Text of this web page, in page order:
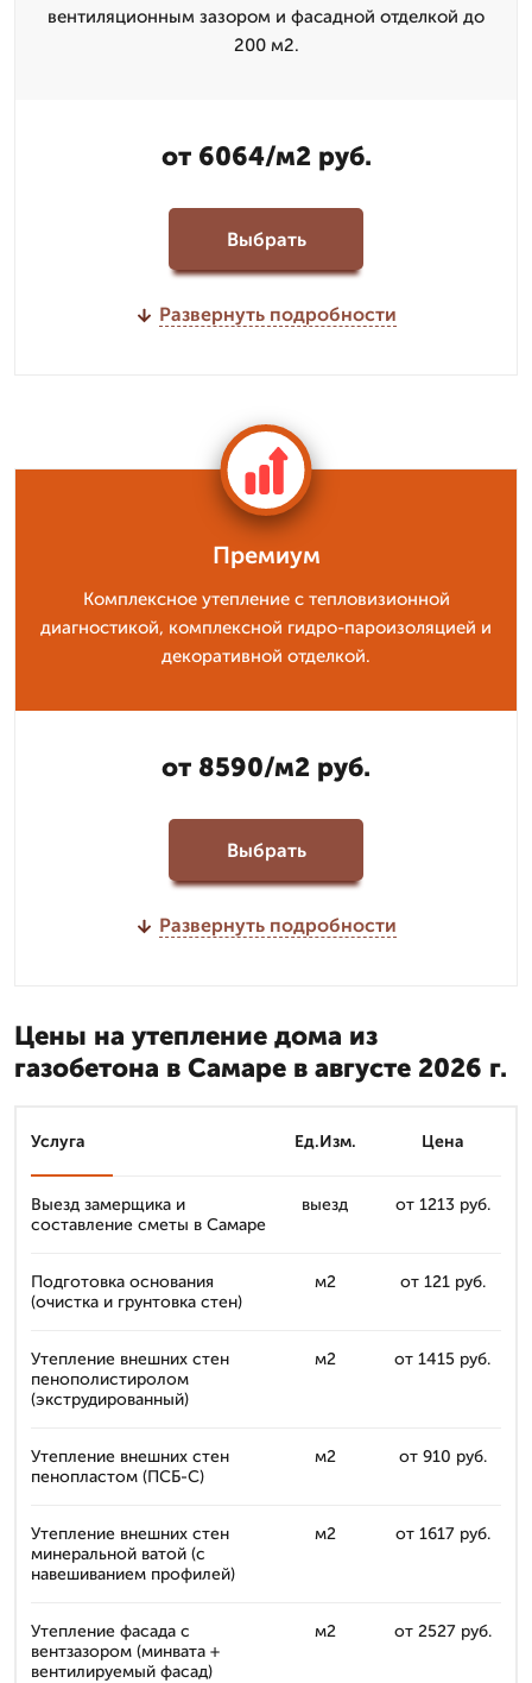
вентиляционным зазором и фасадной отделкой до
200 м2.
от 6064/м2 руб.
Выбрать
Развернуть подробности
Премиум
Комплексное утепление с тепловизионной
диагностикой, комплексной гидро-пароизоляцией и
декоративной отделкой.
от 8590/м2 руб.
Выбрать
Развернуть подробности
Цены на утепление дома из
газобетона в Самаре в августе 2026 г.
Услуга Ед.Изм. Цена
Выезд замерщика и
составление сметы в Самаре
выезд от 1213 руб.
Подготовка основания
(очистка и грунтовка стен)
м2 от 121 руб.
Утепление внешних стен
пенополистиролом
(экструдированный)
м2 от 1415 руб.
Утепление внешних стен
пенопластом (ПСБ-С)
м2 от 910 руб.
Утепление внешних стен
минеральной ватой (с
навешиванием профилей)
м2 от 1617 руб.
Утепление фасада с
вентзазором (минвата +
вентилируемый фасад)
м2 от 2527 руб.